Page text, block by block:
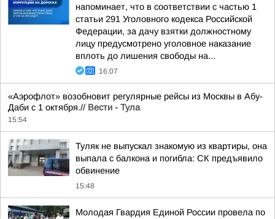
напоминает, что в соответствии с частью 1
статьи 291 Уголовного кодекса Российской
Федерации, за дачу взятки должностному
лицу предусмотрено уголовное наказание
вплоть до лишения свободы на...
16:07
«Аэрофлот» возобновит регулярные рейсы из Москвы в Абу-
Даби с 1 октября.// Вести - Тула
15:54
Туляк не выпускал знакомую из квартиры, она
выпала с балкона и погибла: СК предъявило
обвинение
15:48
Молодая Гвардия Единой России провела по